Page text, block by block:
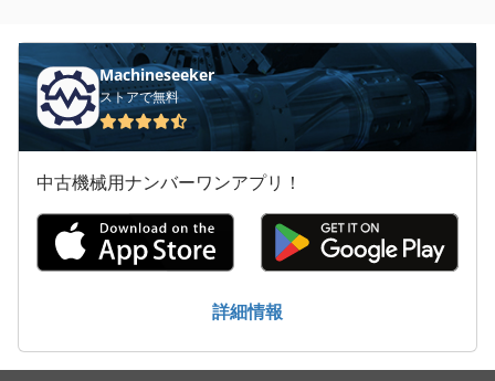
Amada Lc 1212
Amada Lc 2415
Amada Pega
Amada Pega 244
Amada Pega 357
Amada Schiavi
Amada Vipros 358
Machineseeker
ストアで無料
中古機械用ナンバーワンアプリ！
詳細情報